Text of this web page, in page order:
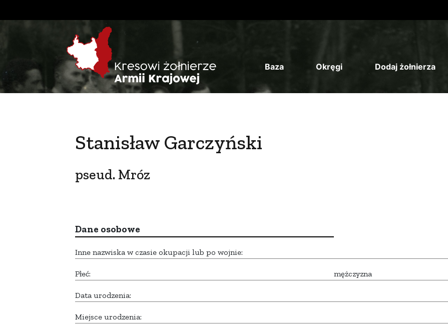
Baza Okręgi Dodaj żołnierza
Stanisław Garczyński
pseud. Mróz
Dane osobowe
Inne nazwiska w czasie okupacji lub po wojnie:
Płeć: mężczyzna
Data urodzenia:
Miejsce urodzenia: